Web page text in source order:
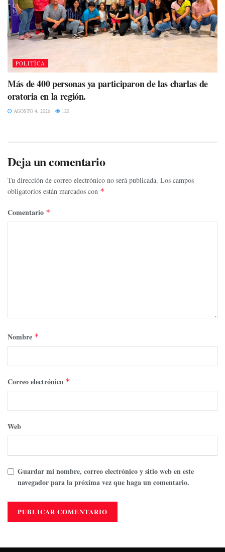
POLITÌCA
Más de 400 personas ya participaron de las charlas de
oratoria en la región.
AGOSTO 4, 2026 120
Deja un comentario
Tu dirección de correo electrónico no será publicada. Los campos
obligatorios están marcados con *
Comentario *
Nombre *
Correo electrónico *
Web
Guardar mi nombre, correo electrónico y sitio web en este
navegador para la próxima vez que haga un comentario.